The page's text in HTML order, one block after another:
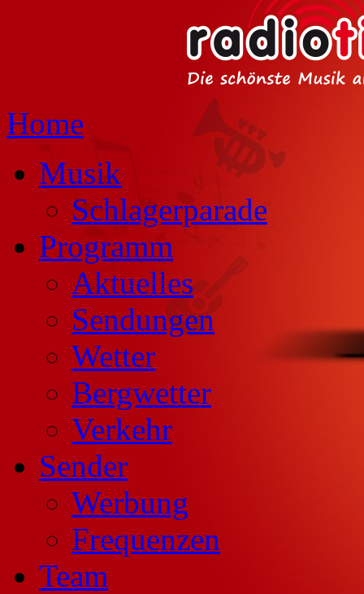
Home
Musik
Schlagerparade
Programm
Aktuelles
Sendungen
Wetter
Bergwetter
Verkehr
Sender
Werbung
Frequenzen
Team